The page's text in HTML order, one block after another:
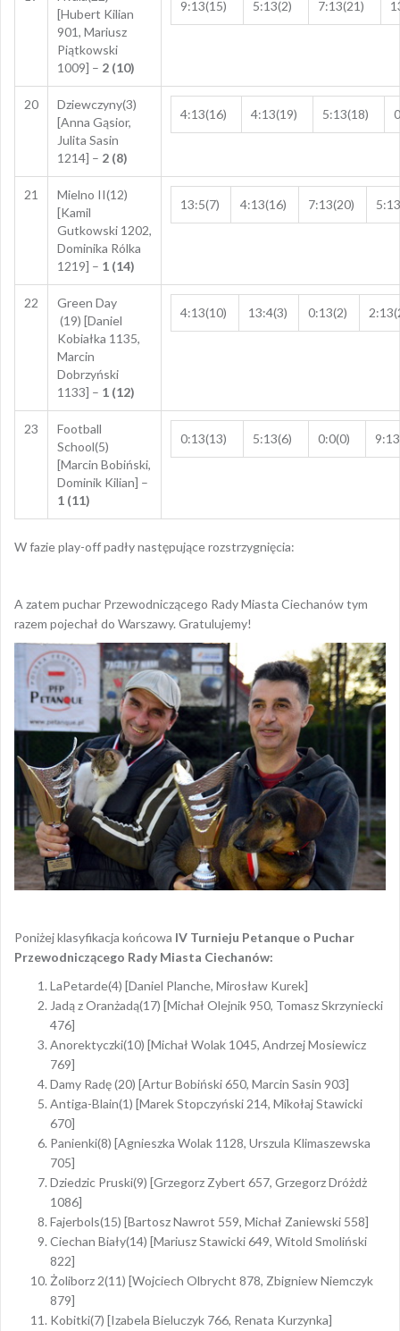
[Hubert Kilian
901, Mariusz
Piątkowski
1009] – 2 (10)
9:13(15) 5:13(2) 7:13(21)
20
Dziewczyny(3)
[Anna Gąsior,
Julita Sasin
1214] – 2 (8)
4:13(16) 4:13(19) 5:13(18)
21
Mielno II(12)
[Kamil
Gutkowski 1202,
Dominika Rólka
1219] – 1 (14)
13:5(7) 4:13(16) 7:13(20)
22
Green Day
(19) [Daniel
Kobiałka 1135,
Marcin
Dobrzyński
1133] – 1 (12)
4:13(10) 13:4(3) 0:13(2)
23
Football
School(5)
[Marcin Bobiński,
Dominik Kilian] –
1 (11)
0:13(13) 5:13(6) 0:0(0)
W fazie play-off padły następujące rozstrzygnięcia:
A zatem puchar Przewodniczącego Rady Miasta Ciechanów tym
razem pojechał do Warszawy. Gratulujemy!
Poniżej klasyfikacja końcowa IV Turnieju Petanque o Puchar
Przewodniczącego Rady Miasta Ciechanów:
LaPetarde(4) [Daniel Planche, Mirosław Kurek]
Jadą z Oranżadą(17) [Michał Olejnik 950, Tomasz Skrzyniecki
476]
Anorektyczki(10) [Michał Wolak 1045, Andrzej Mosiewicz
769]
Damy Radę (20) [Artur Bobiński 650, Marcin Sasin 903]
Antiga-Blain(1) [Marek Stopczyński 214, Mikołaj Stawicki
670]
Panienki(8) [Agnieszka Wolak 1128, Urszula Klimaszewska
705]
Dziedzic Pruski(9) [Grzegorz Zybert 657, Grzegorz Dróżdż
1086]
Fajerbols(15) [Bartosz Nawrot 559, Michał Zaniewski 558]
Ciechan Biały(14) [Mariusz Stawicki 649, Witold Smoliński
822]
Żoliborz 2(11) [Wojciech Olbrycht 878, Zbigniew Niemczyk
879]
Kobitki(7) [Izabela Bieluczyk 766, Renata Kurzynka]